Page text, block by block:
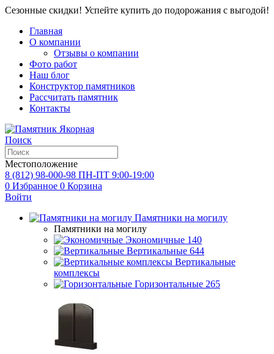
Сезонные скидки! Успейте купить до подорожания с выгодой!
Главная
О компании
Отзывы о компании
Фото работ
Наш блог
Конструктор памятников
Рассчитать памятник
Контакты
Поиск
Местоположение
8 (812) 98-000-98 ПН-ПТ 9:00-19:00
0 Избранное 0 Корзина
Войти
Памятники на могилу
Памятники на могилу
Экономичные 140
Вертикальные 644
Вертикальные
комплексы
Горизонтальные 265